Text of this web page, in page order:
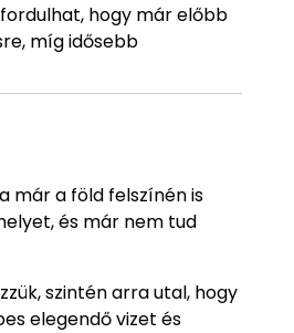
hogy már előbb
míg idősebb
már a föld felszínén is
és már nem tud
szintén arra utal, hogy
elegendő vizet és